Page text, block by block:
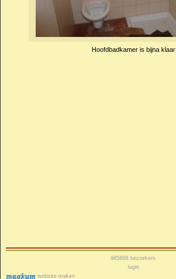
Hoofdbadkamer is bijna klaar
website maken
985868 bezoekers
login